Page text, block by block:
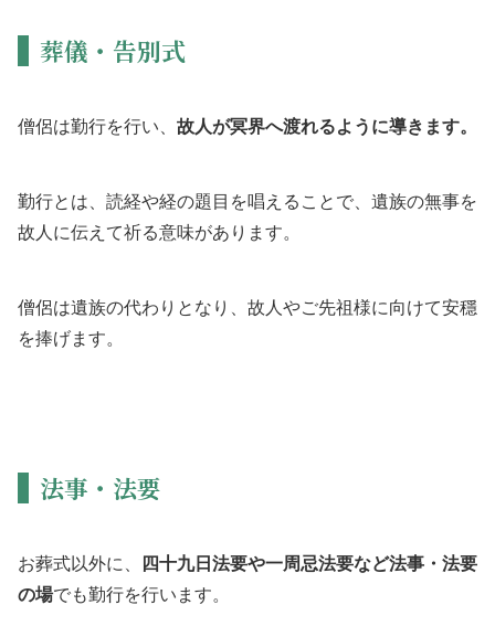
葬儀・告別式
僧侶は勤行を行い、 故人が冥界へ渡れるように導きます。
勤行とは、読経や経の題目を唱えることで、遺族の無事を
故人に伝えて祈る意味があります。
僧侶は遺族の代わりとなり、故人やご先祖様に向けて安穩
を捧げます。
法事・法要
お葬式以外に、 四十九日法要や一周忌法要など法事・法要
の場でも勤行を行います。